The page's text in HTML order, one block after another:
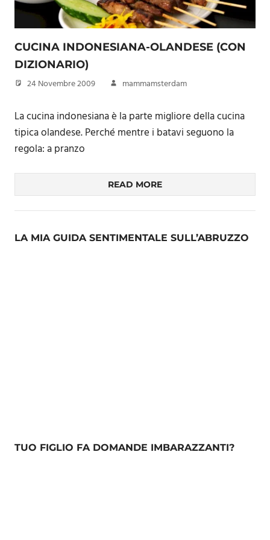
CUCINA INDONESIANA-OLANDESE (CON
DIZIONARIO)
24 Novembre 2009 mammamsterdam
La cucina indonesiana è la parte migliore della cucina
tipica olandese. Perché mentre i batavi seguono la
regola: a pranzo
READ MORE
LA MIA GUIDA SENTIMENTALE SULL’ABRUZZO
TUO FIGLIO FA DOMANDE IMBARAZZANTI?